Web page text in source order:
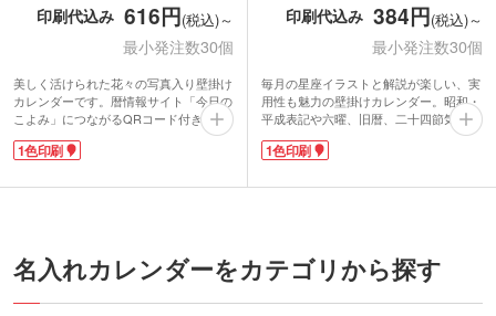
印刷代込み 616円(税込)～
最小発注数30個
美しく活けられた花々の写真入り壁掛け
カレンダーです。暦情報サイト「今日の
こよみ」につながるQRコード付きで、
スマホで読み込めば、吉日・季節・行
事・俳句など暦にまつわるコラムを無料
てるだけで室内が華やかになりますね。
1色印刷
印刷代込み 384円(税込)～
最小発注数30個
毎月の星座イラストと解説が楽しい、実
用性も魅力の壁掛けカレンダー。昭和・
平成表記や六曜、旧暦、二十四節気、九
星、六十干支まで網羅された暦情報が満
載。さらに、月ごとの行事や季節の健康
メモ欄は3段に分かれ、たくさん予定を
アピールできる人気のノベルティアイテ
ムです。
1色印刷
名入れカレンダーをカテゴリから探す